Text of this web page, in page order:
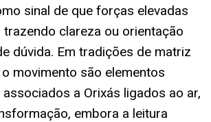
sinal de que forças elevadas
clareza ou orientação
dúvida. Em tradições de matriz
movimento são elementos
a Orixás ligados ao ar,
embora a leitura